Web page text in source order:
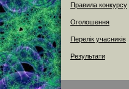
Правила конкурсу
Оголошення
Перелік учасників
Результати